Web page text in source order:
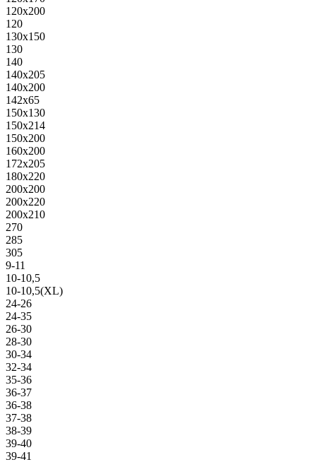
120х200
120
130х150
130
140
140х205
140х200
142х65
150х130
150х214
150х200
160х200
172х205
180х220
200х200
200х220
200х210
270
285
305
9-11
10-10,5
10-10,5(XL)
24-26
24-35
26-30
28-30
30-34
32-34
35-36
36-37
36-38
37-38
38-39
39-40
39-41